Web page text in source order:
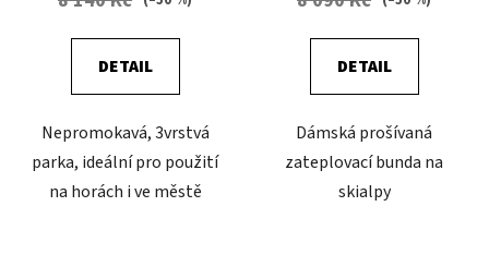
DETAIL
Nepromokavá, 3vrstvá
parka, ideální pro použití
na horách i ve městě
DETAIL
Dámská prošívaná
zateplovací bunda na
skialpy